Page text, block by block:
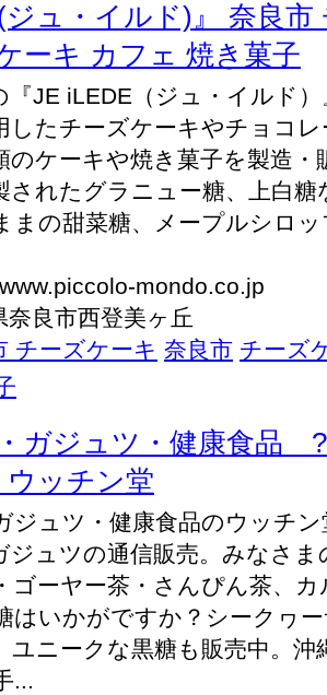
ジュ・イルド)』 奈良
ーキ カフェ 焼き菓子
『JE iLEDE（ジュ・イルド
したチーズケーキやチョコ
のケーキや焼き菓子を製造
されたグラニュー糖、上白糖
まの甜菜糖、メープルシロ
mondo.co.jp
奈良市西登美ヶ丘
チーズケーキ 奈良市 チーズ
ガジュツ・健康食品
ッチン堂
ジュツ・健康食品のウッチ
ジュツの通信販売。みなさ
ゴーヤー茶・さんぴん茶、
はいかがですか？シークヮ
ユニークな黒糖も販売中。沖
...